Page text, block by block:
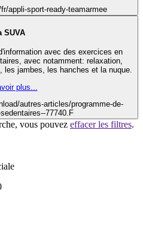
appli-sport-ready-teamarmee
SUVA
avec des exercices en
avec notamment: relaxation,
les jambes, les hanches et la nuque.
plus...
autres-articles/programme-de-
77740.F
vous pouvez effacer les filtres.